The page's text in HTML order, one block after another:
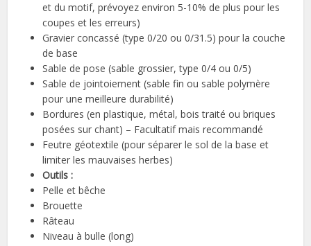
et du motif, prévoyez environ 5-10% de plus pour les
coupes et les erreurs)
Gravier concassé (type 0/20 ou 0/31.5) pour la couche
de base
Sable de pose (sable grossier, type 0/4 ou 0/5)
Sable de jointoiement (sable fin ou sable polymère
pour une meilleure durabilité)
Bordures (en plastique, métal, bois traité ou briques
posées sur chant) – Facultatif mais recommandé
Feutre géotextile (pour séparer le sol de la base et
limiter les mauvaises herbes)
Outils :
Pelle et bêche
Brouette
Râteau
Niveau à bulle (long)